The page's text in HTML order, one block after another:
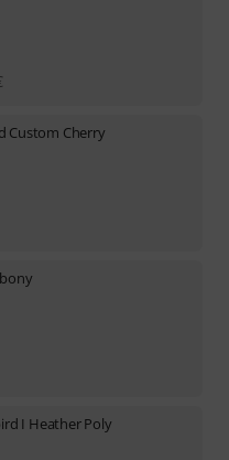
Custom Cherry
I Heather Poly